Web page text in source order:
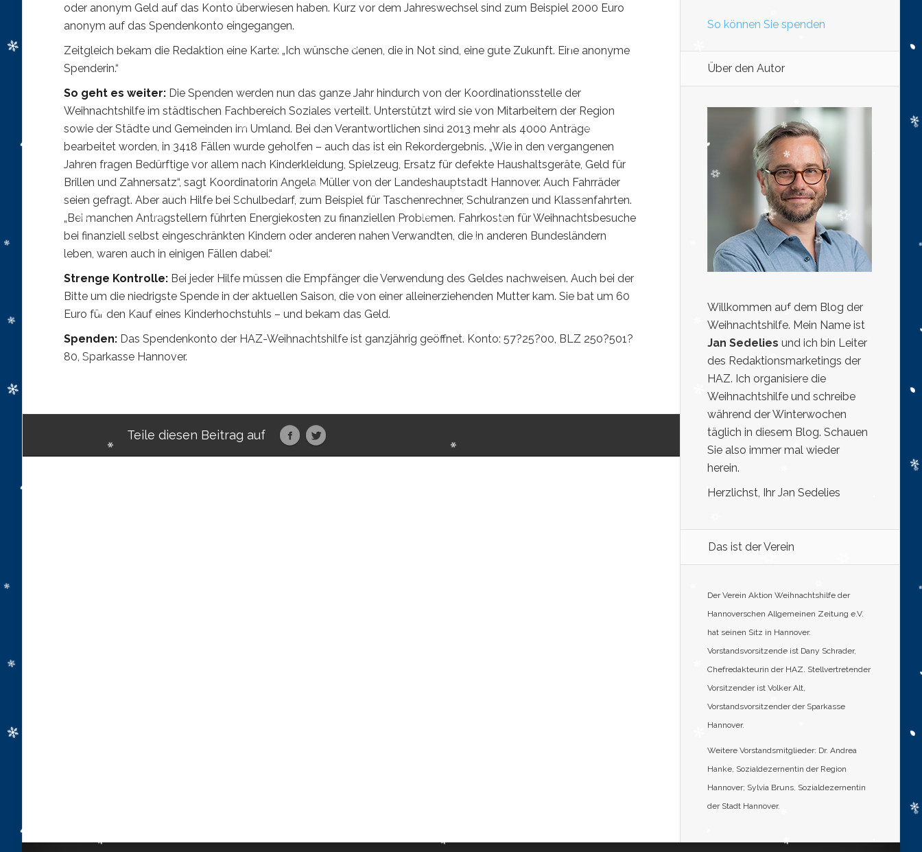
oder anonym Geld auf das Konto überwiesen haben. Kurz vor dem Jahreswechsel sind zum Beispiel 2000 Euro
anonym auf das Spendenkonto eingegangen.
Zeitgleich bekam die Redaktion eine Karte: „Ich wünsche denen, die in Not sind, eine gute Zukunft. Eine anonyme
Spenderin.“
So geht es weiter: Die Spenden werden nun das ganze Jahr hindurch von der Koordinationsstelle der
Weihnachtshilfe im städtischen Fachbereich Soziales verteilt. Unterstützt wird sie von Mitarbeitern der Region
sowie der Städte und Gemeinden im Umland. Bei den Verantwortlichen sind 2013 mehr als 4000 Anträge
bearbeitet worden, in 3418 Fällen wurde geholfen – auch das ist ein Rekordergebnis. „Wie in den vergangenen
Jahren fragen Bedürftige vor allem nach Kinderkleidung, Spielzeug, Ersatz für defekte Haushaltsgeräte, Geld für
Brillen und Zahnersatz“, sagt Koordinatorin Angela Müller von der Landeshauptstadt Hannover. Auch Fahrräder
seien gefragt. Aber auch Hilfe bei Schulbedarf, zum Beispiel für Taschenrechner, Schulranzen und Klassenfahrten.
„Bei manchen Antragstellern führten Energiekosten zu finanziellen Problemen. Fahrkosten für Weihnachtsbesuche
bei finanziell selbst eingeschränkten Kindern oder anderen nahen Verwandten, die in anderen Bundesländern
leben, waren auch in einigen Fällen dabei.“
Strenge Kontrolle: Bei jeder Hilfe müssen die Empfänger die Verwendung des Geldes nachweisen. Auch bei der
Bitte um die niedrigste Spende in der aktuellen Saison, die von einer alleinerziehenden Mutter kam. Sie bat um 60
Euro für den Kauf eines Kinderhochstuhls – und bekam das Geld.
Spenden: Das Spendenkonto der HAZ-Weihnachtshilfe ist ganzjährig geöffnet. Konto: 57?25?00, BLZ 250?501?
80, Sparkasse Hannover.
Teile diesen Beitrag auf
So können Sie spenden
Über den Autor
Willkommen auf dem Blog der
Weihnachtshilfe. Mein Name ist
Jan Sedelies und ich bin Leiter
des Redaktionsmarketings der
HAZ. Ich organisiere die
Weihnachtshilfe und schreibe
während der Winterwochen
täglich in diesem Blog. Schauen
Sie also immer mal wieder
herein.
Herzlichst, Ihr Jan Sedelies
Das ist der Verein
Der Verein Aktion Weihnachtshilfe der
Hannoverschen Allgemeinen Zeitung e.V.
hat seinen Sitz in Hannover.
Vorstandsvorsitzende ist Dany Schrader,
Chefredakteurin der HAZ. Stellvertretender
Vorsitzender ist Volker Alt,
Vorstandsvorsitzender der Sparkasse
Hannover.
Weitere Vorstandsmitglieder: Dr. Andrea
Hanke, Sozialdezernentin der Region
Hannover; Sylvia Bruns, Sozialdezernentin
der Stadt Hannover.